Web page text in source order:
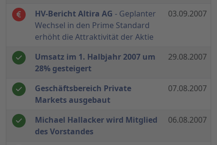
HV-Bericht Altira AG - Geplanter
Wechsel in den Prime Standard
erhöht die Attraktivität der Aktie
03.09.2007
Umsatz im 1. Halbjahr 2007 um
28% gesteigert
29.08.2007
Geschäftsbereich Private
Markets ausgebaut
07.08.2007
Michael Hallacker wird Mitglied
des Vorstandes
06.08.2007